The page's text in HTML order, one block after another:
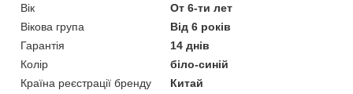
Вік
От 6-ти лет
Вікова група
Від 6 років
Гарантія
14 днів
Колір
біло-синій
Країна реєстрації бренду
Китай